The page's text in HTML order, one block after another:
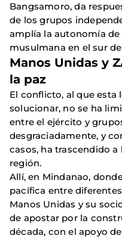
Bangsamoro, da
de los grupos
amplía la autonomía
musulmana en el sur
Manos Unidas y
la paz
El conflicto, al que esta
solucionar, no se ha
entre el ejército y
desgraciadamente, y
casos, ha trascendido
región.
Allí, en Mindanao,
pacífica entre
Manos Unidas y su
de apostar por la
década, con el apoyo